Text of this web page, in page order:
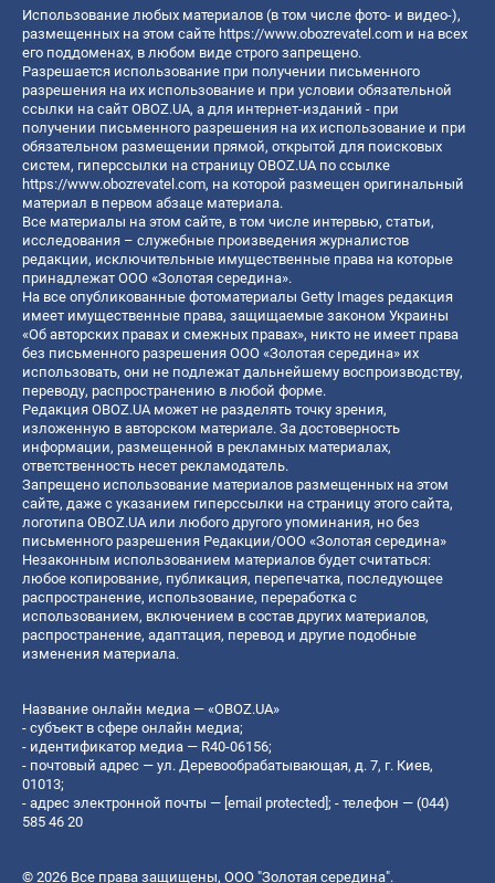
Использование любых материалов (в том числе фото- и видео-),
размещенных на этом сайте https://www.obozrevatel.com и на всех
его поддоменах, в любом виде строго запрещено.
Разрешается использование при получении письменного
разрешения на их использование и при условии обязательной
ссылки на сайт OBOZ.UA, а для интернет-изданий - при
получении письменного разрешения на их использование и при
обязательном размещении прямой, открытой для поисковых
систем, гиперссылки на страницу OBOZ.UA по ссылке
https://www.obozrevatel.com, на которой размещен оригинальный
материал в первом абзаце материала.
Все материалы на этом сайте, в том числе интервью, статьи,
исследования – служебные произведения журналистов
редакции, исключительные имущественные права на которые
принадлежат ООО «Золотая середина».
На все опубликованные фотоматериалы Getty Images редакция
имеет имущественные права, защищаемые законом Украины
«Об авторских правах и смежных правах», никто не имеет права
без письменного разрешения ООО «Золотая середина» их
использовать, они не подлежат дальнейшему воспроизводству,
переводу, распространению в любой форме.
Редакция OBOZ.UA может не разделять точку зрения,
изложенную в авторском материале. За достоверность
информации, размещенной в рекламных материалах,
ответственность несет рекламодатель.
Запрещено использование материалов размещенных на этом
сайте, даже с указанием гиперссылки на страницу этого сайта,
логотипа OBOZ.UA или любого другого упоминания, но без
письменного разрешения Редакции/ООО «Золотая середина»
Незаконным использованием материалов будет считаться:
любое копирование, публикация, перепечатка, последующее
распространение, использование, переработка с
использованием, включением в состав других материалов,
распространение, адаптация, перевод и другие подобные
изменения материала.
Название онлайн медиа — «OBOZ.UA»
- субъект в сфере онлайн медиа;
- идентификатор медиа — R40-06156;
- почтовый адрес — ул. Деревообрабатывающая, д. 7, г. Киев,
01013;
- адрес электронной почты — [email protected]; - телефон — (044)
585 46 20
© 2026 Все права защищены, ООО "Золотая середина".